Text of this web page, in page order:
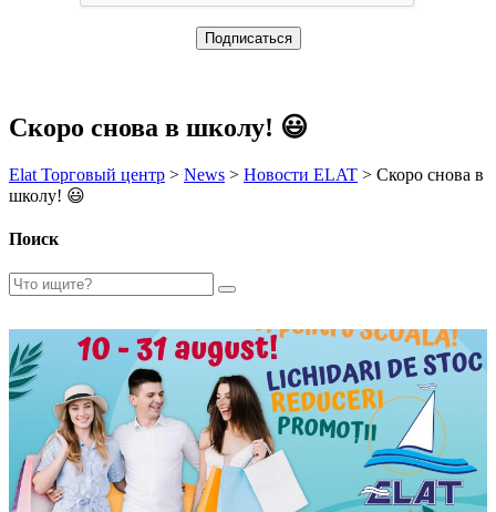
Скоро снова в школу! 😃
Elat Торговый центр > News > Новости ELAT > Скоро снова в
школу! 😃
Поиск